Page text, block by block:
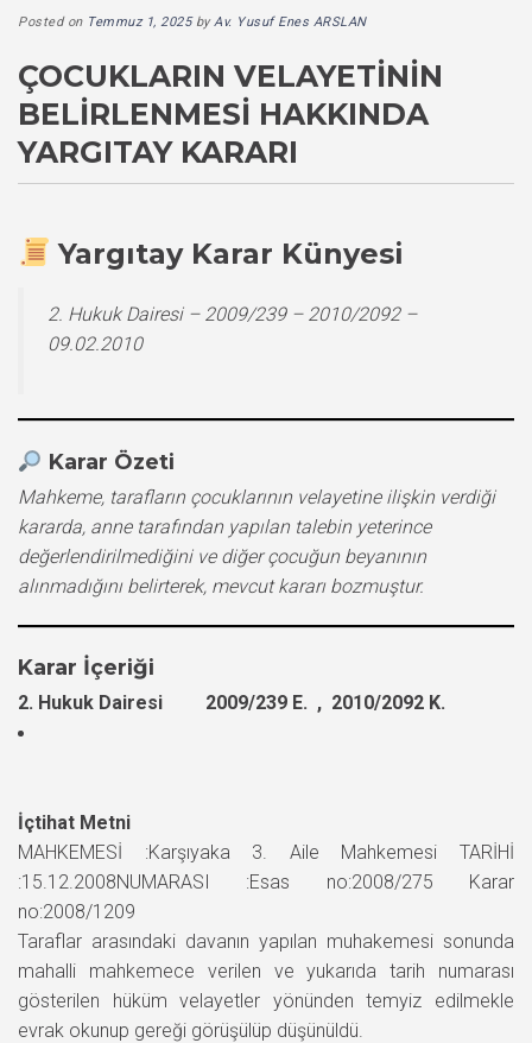
Posted on Temmuz 1, 2025byAv. Yusuf Enes ARSLAN
ÇOCUKLARIN VELAYETININ
BELIRLENMESI HAKKINDA
YARGITAY KARARI
Yargıtay Karar Künyesi
2. Hukuk Dairesi – 2009/239 – 2010/2092 –
09.02.2010
Karar Özeti
Mahkeme, tarafların çocuklarının velayetine ilişkin verdiği
kararda, anne tarafından yapılan talebin yeterince
değerlendirilmediğini ve diğer çocuğun beyanının
alınmadığını belirterek, mevcut kararı bozmuştur.
Karar İçeriği
2. Hukuk Dairesi 2009/239 E. , 2010/2092 K.
İçtihat Metni
MAHKEMESİ :Karşıyaka 3. Aile Mahkemesi TARİHİ
:15.12.2008NUMARASI :Esas no:2008/275 Karar
no:2008/1209
Taraflar arasındaki davanın yapılan muhakemesi sonunda
mahalli mahkemece verilen ve yukarıda tarih numarası
gösterilen hüküm velayetler yönünden temyiz edilmekle
evrak okunup gereği görüşülüp düşünüldü.